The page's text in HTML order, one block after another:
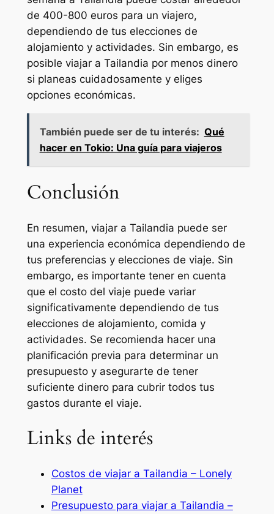
de 400-800 euros para un viajero,
dependiendo de tus elecciones de
alojamiento y actividades. Sin embargo, es
posible viajar a Tailandia por menos dinero
si planeas cuidadosamente y eliges
opciones económicas.
También puede ser de tu interés: Qué
hacer en Tokio: Una guía para viajeros
Conclusión
En resumen, viajar a Tailandia puede ser
una experiencia económica dependiendo de
tus preferencias y elecciones de viaje. Sin
embargo, es importante tener en cuenta
que el costo del viaje puede variar
significativamente dependiendo de tus
elecciones de alojamiento, comida y
actividades. Se recomienda hacer una
planificación previa para determinar un
presupuesto y asegurarte de tener
suficiente dinero para cubrir todos tus
gastos durante el viaje.
Links de interés
Costos de viajar a Tailandia – Lonely
Planet
Presupuesto para viajar a Tailandia –